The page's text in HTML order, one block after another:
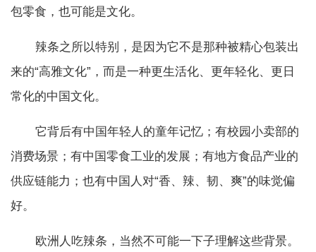
包零食，也可能是文化。
辣条之所以特别，是因为它不是那种被精心包装出
来的“高雅文化”，而是一种更生活化、更年轻化、更日
常化的中国文化。
它背后有中国年轻人的童年记忆；有校园小卖部的
消费场景；有中国零食工业的发展；有地方食品产业的
供应链能力；也有中国人对“香、辣、韧、爽”的味觉偏
好。
欧洲人吃辣条，当然不可能一下子理解这些背景。